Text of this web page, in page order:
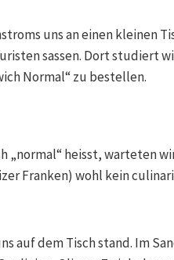
uns an einen kleinen
sassen. Dort studiert
Normal“ zu bestellen.
„normal“ heisst, warteten
Franken) wohl kein
auf dem Tisch stand. Im